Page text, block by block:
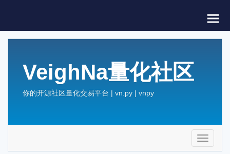
VeighNa量化社区
你的开源社区量化交易平台 | vn.py | vnpy
Toggle